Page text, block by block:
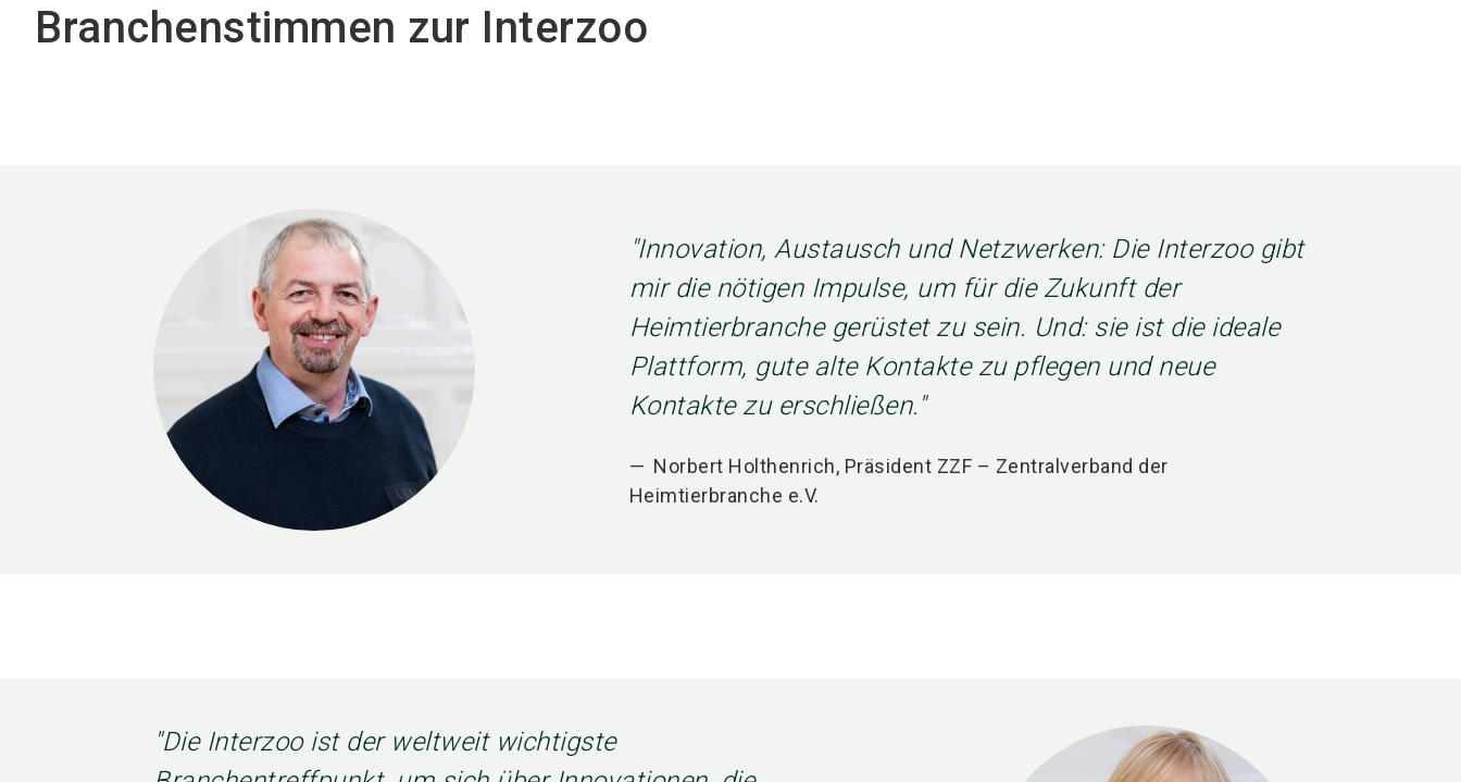
Branchenstimmen zur Interzoo
"Innovation, Austausch und Netzwerken: Die Interzoo gibt
mir die nötigen Impulse, um für die Zukunft der
Heimtierbranche gerüstet zu sein. Und: sie ist die ideale
Plattform, gute alte Kontakte zu pflegen und neue
Kontakte zu erschließen."
Norbert Holthenrich, Präsident ZZF – Zentralverband der
Heimtierbranche e.V.
"Die Interzoo ist der weltweit wichtigste